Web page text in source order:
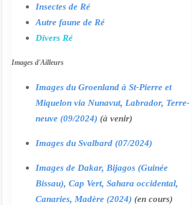
Insectes de Ré
Autre faune de Ré
Divers Ré
Images d'Ailleurs
Images du Groenland à St-Pierre et
Miquelon via Nunavut, Labrador, Terre-
neuve (09/2024) (à venir)
Images du Svalbard (07/2024)
Images de Dakar, Bijagos (Guinée
Bissau), Cap Vert, Sahara occidental,
Canaries, Madère (2024) (en cours)